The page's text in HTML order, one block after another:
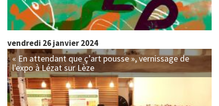
vendredi 26 janvier 2024
« En attendant que ç’art pousse », vernissage de
l'expo à Lézat sur Lèze